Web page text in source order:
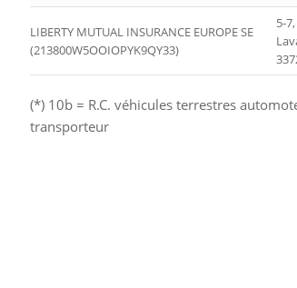
LIBERTY MUTUAL INSURANCE EUROPE SE
(213800W5OOIOPYK9QY33)
5-
(*) 10b = R.C. véhicules terrestres
transporteur